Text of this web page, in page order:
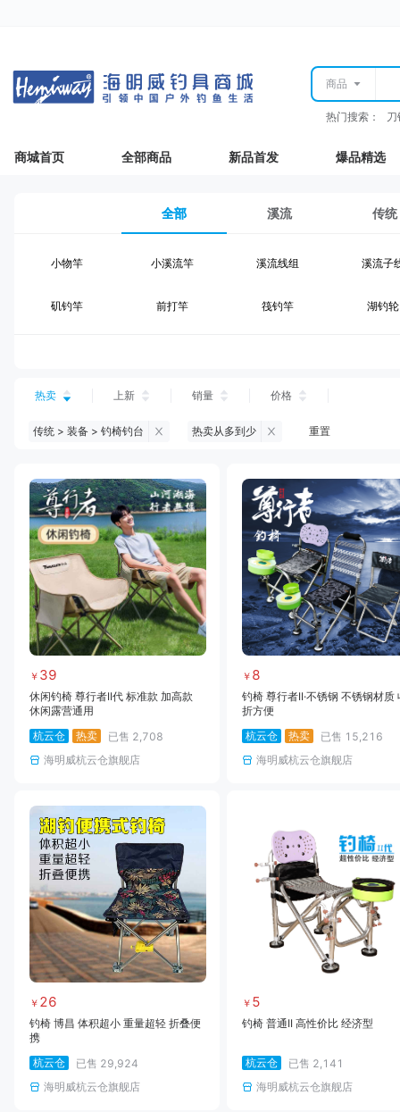
商品
热门搜索：
商城首页 全部商品 新品首发 爆品精选
全部 溪流 传统
小物竿 小溪流竿 溪流线组 溪流子
矶钓竿 前打竿 筏钓竿 湖钓轮
台钓仕挂 台钓钩
钓鱼伞 台钓服饰 台钓装备
黑坑浮漂 黑坑配件 黑坑钓灯 黑坑网
黑坑饵料 马口竿 路亚竿 雷强竿
路亚装备 海钓竿 海钓轮 海钓线
热卖 上新 销量 价格
传统 > 装备 > 钓椅钓台 热卖从多到少 重置
￥ 39
休闲钓椅 尊行者II代 标准款 加高款
休闲露营通用
杭云仓
热卖 已售 2,708
海明威杭云仓旗舰店
￥ 8
钓椅 尊行者II·不锈钢 不锈钢材质
折方便
杭云仓
热卖 已售 15,216
海明威杭云仓旗舰店
￥ 26
钓椅 博昌 体积超小 重量超轻 折叠便
携
杭云仓
已售 29,924
海明威杭云仓旗舰店
￥ 5
钓椅 普通II 高性价比 经济型
杭云仓 已售 2,141
海明威杭云仓旗舰店